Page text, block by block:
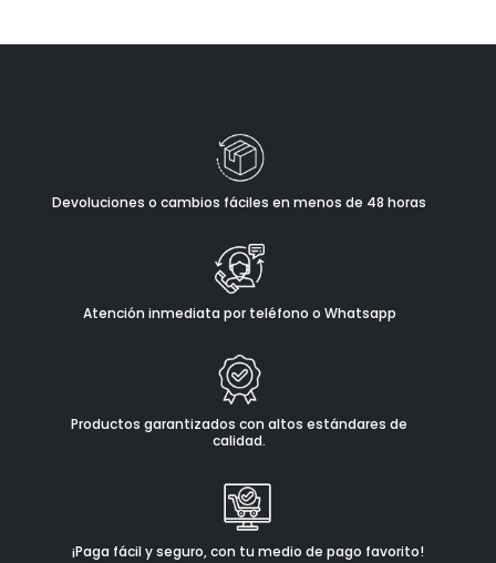
Devoluciones o cambios fáciles en menos de 48 horas
Atención inmediata por teléfono o Whatsapp
Productos garantizados con altos estándares de
calidad.
¡Paga fácil y seguro, con tu medio de pago favorito!